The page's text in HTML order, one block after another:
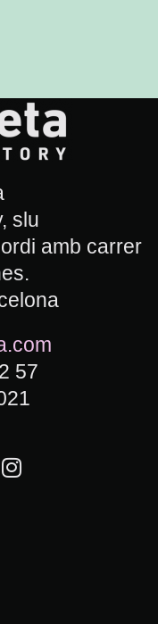
slu
amb carrer
57